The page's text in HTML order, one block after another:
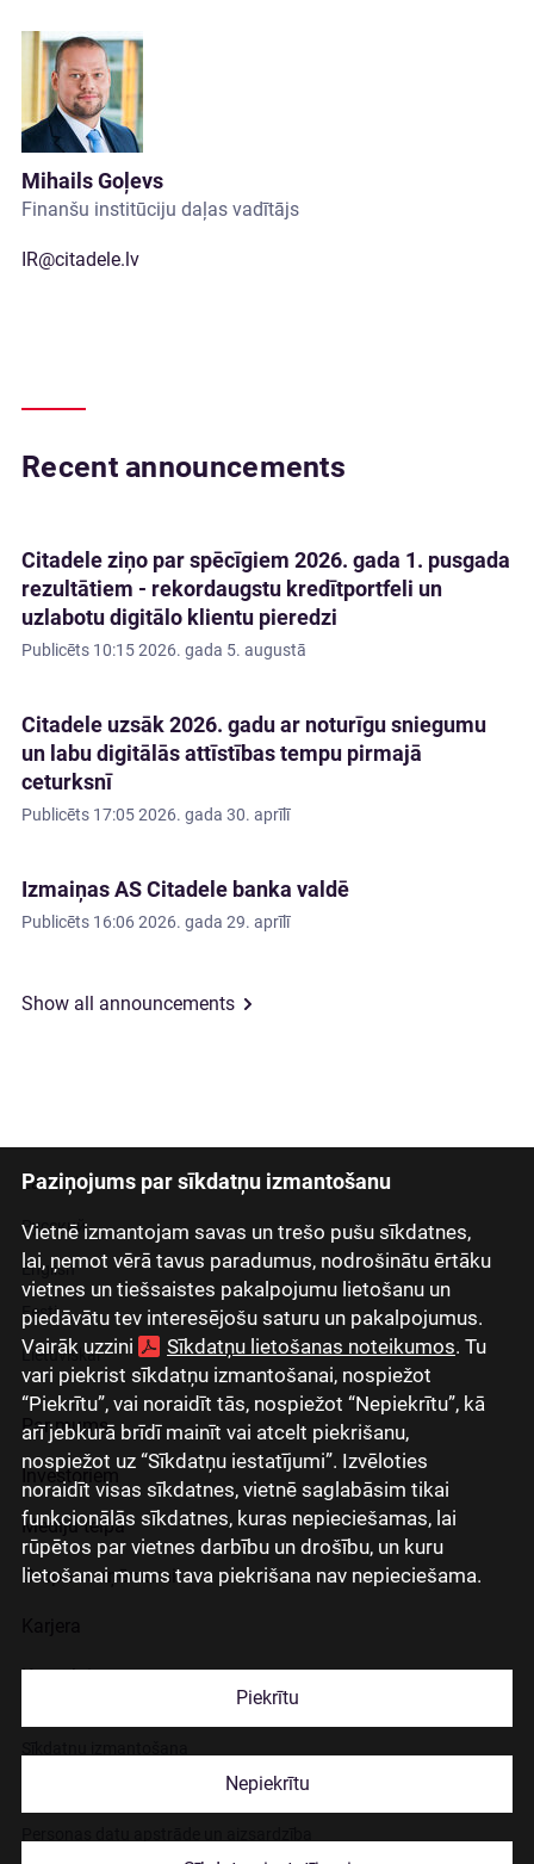
Paziņojums par sīkdatņu izmantošanu
Vietnē izmantojam savas un trešo pušu sīkdatnes,
lai, ņemot vērā tavus paradumus, nodrošinātu ērtāku
vietnes un tiešsaistes pakalpojumu lietošanu un
piedāvātu tev interesējošu saturu un pakalpojumus.
Vairāk uzzini
Sīkdatņu lietošanas noteikumos. Tu
vari piekrist sīkdatņu izmantošanai, nospiežot
“Piekrītu”, vai noraidīt tās, nospiežot “Nepiekrītu”, kā
arī jebkurā brīdī mainīt vai atcelt piekrišanu,
nospiežot uz “Sīkdatņu iestatījumi”. Izvēloties
noraidīt visas sīkdatnes, vietnē saglabāsim tikai
funkcionālās sīkdatnes, kuras nepieciešamas, lai
rūpētos par vietnes darbību un drošību, un kuru
lietošanai mums tava piekrišana nav nepieciešama.
Piekrītu
Nepiekrītu
Mihails Goļevs
Finanšu institūciju daļas vadītājs
IR@citadele.lv
Recent announcements
Citadele ziņo par spēcīgiem 2026. gada 1. pusgada
rezultātiem - rekordaugstu kredītportfeli un
uzlabotu digitālo klientu pieredzi
Publicēts 10:15 2026. gada 5. augustā
Citadele uzsāk 2026. gadu ar noturīgu sniegumu
un labu digitālās attīstības tempu pirmajā
ceturksnī
Publicēts 17:05 2026. gada 30. aprīlī
Izmaiņas AS Citadele banka valdē
Publicēts 16:06 2026. gada 29. aprīlī
Show all announcements
Latviski
Русский
English
Eesti
Lietuviškai
Par mums
Investoriem
Mediju telpa
Grupas uzņēmumi
Kontakti